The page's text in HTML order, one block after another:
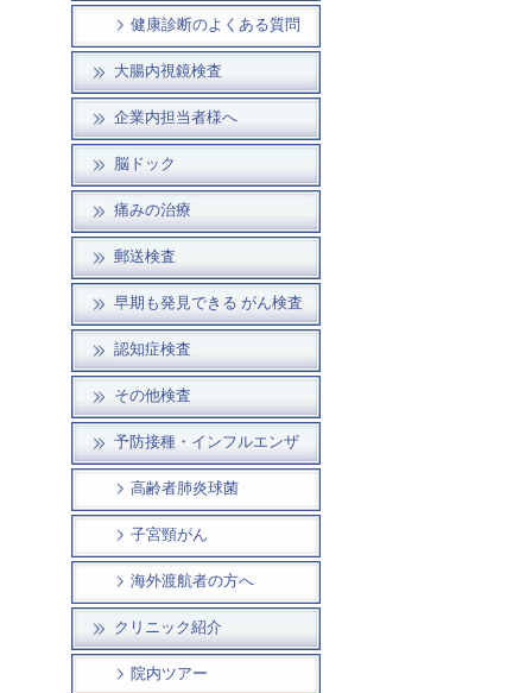
健康診断のよくある質問
大腸内視鏡検査
企業内担当者様へ
脳ドック
痛みの治療
郵送検査
早期も発見できる がん検査
認知症検査
その他検査
予防接種・インフルエンザ
高齢者肺炎球菌
子宮頸がん
海外渡航者の方へ
クリニック紹介
院内ツアー